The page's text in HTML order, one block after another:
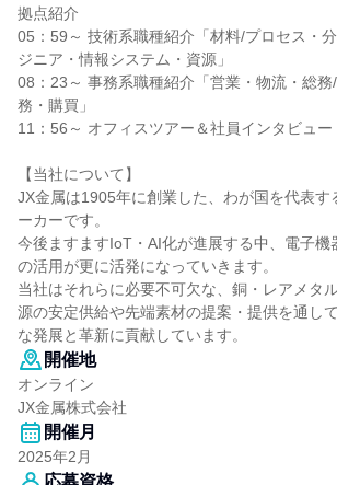
拠点紹介
05：59～ 技術系職種紹介「材料/プロセス・
ジニア・情報システム・資源」
08：23～ 事務系職種紹介「営業・物流・総
務・購買」
11：56～ オフィスツアー＆社員インタビュー
【当社について】
JX金属は1905年に創業した、わが国を代表す
ーカーです。
今後ますますIoT・AI化が進展する中、電子機
の活用が更に活発になっていきます。
当社はそれらに必要不可欠な、銅・レアメタ
源の安定供給や先端素材の提案・提供を通し
な発展と革新に貢献しています。
開催地
オンライン
JX金属株式会社
開催月
2025年2月
応募資格